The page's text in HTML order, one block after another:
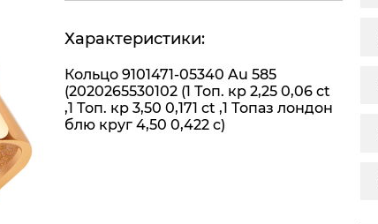
Характеристики:
Кольцо 9101471-05340 Au 585
(2020265530102 (1 Топ. кр 2,25 0,06 ct
,1 Топ. кр 3,50 0,171 ct ,1 Топаз лондон
блю круг 4,50 0,422 c)